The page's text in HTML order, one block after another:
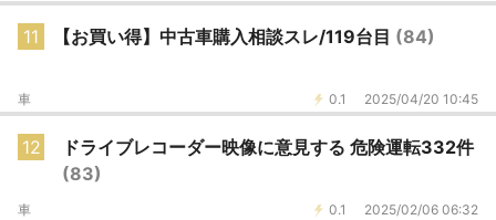
11 【お買い得】中古車購入相談スレ/119台目 (84)
0.1 2025/04/20 10:45
車
12
ドライブレコーダー映像に意見する 危険運転332件
(83)
0.1 2025/02/06 06:32
車